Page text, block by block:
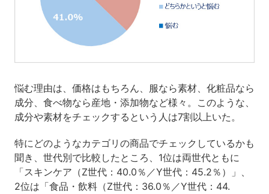
悩む理由は、価格はもちろん、服なら素材、化粧品なら
成分、食べ物なら産地・添加物など様々。このような、
成分や素材をチェックするという人は7割以上いた。
特にどのようなカテゴリの商品でチェックしているかも
聞き、世代別で比較したところ、1位は両世代ともに
「スキンケア（Z世代：40.0％／Y世代：45.2％）」、
2位は「食品・飲料（Z世代：36.0％／Y世代：44.